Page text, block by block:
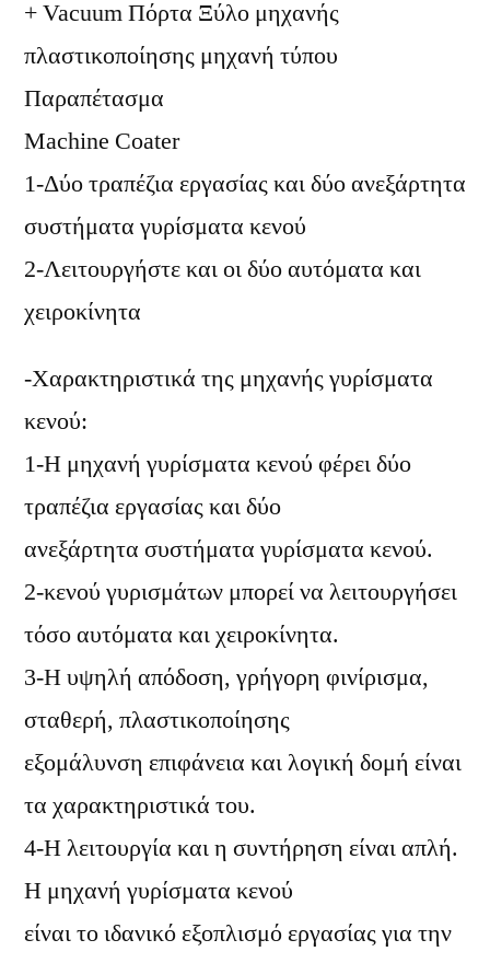
+ Vacuum Πόρτα Ξύλο μηχανής
πλαστικοποίησης μηχανή τύπου
Παραπέτασμα
Machine Coater
1-Δύο τραπέζια εργασίας και δύο ανεξάρτητα
συστήματα γυρίσματα κενού
2-Λειτουργήστε και οι δύο αυτόματα και
χειροκίνητα
-Χαρακτηριστικά της μηχανής γυρίσματα
κενού:
1-Η μηχανή γυρίσματα κενού φέρει δύο
τραπέζια εργασίας και δύο
ανεξάρτητα συστήματα γυρίσματα κενού.
2-κενού γυρισμάτων μπορεί να λειτουργήσει
τόσο αυτόματα και χειροκίνητα.
3-Η υψηλή απόδοση, γρήγορη φινίρισμα,
σταθερή, πλαστικοποίησης
εξομάλυνση επιφάνεια και λογική δομή είναι
τα χαρακτηριστικά του.
4-Η λειτουργία και η συντήρηση είναι απλή.
Η μηχανή γυρίσματα κενού
είναι το ιδανικό εξοπλισμό εργασίας για την